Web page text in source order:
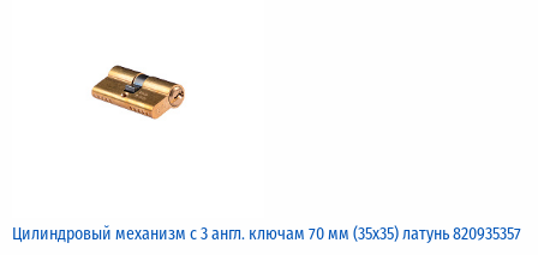
Цилиндровый механизм с 3 англ. ключам 70 мм (35х35) латунь 820935357